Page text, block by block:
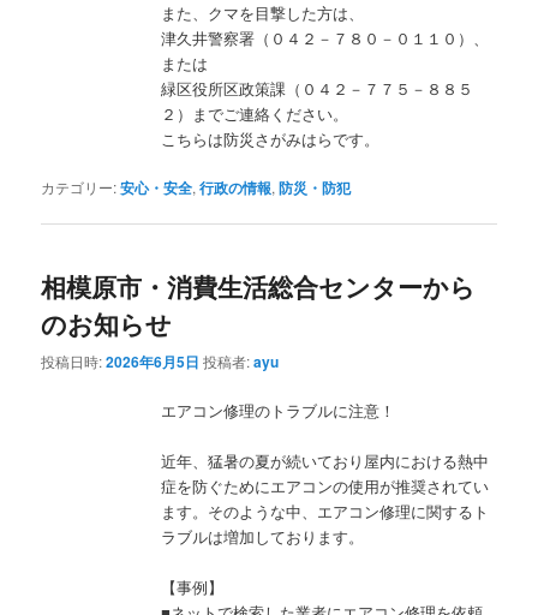
また、クマを目撃した方は、
津久井警察署（０４２－７８０－０１１０）、
または
緑区役所区政策課（０４２－７７５－８８５
２）までご連絡ください。
こちらは防災さがみはらです。
カテゴリー:安心・安全,行政の情報,防災・防犯
相模原市・消費生活総合センターから
のお知らせ
投稿日時:2026年6月5日 投稿者:ayu
エアコン修理のトラブルに注意！
近年、猛暑の夏が続いており屋内における熱中
症を防ぐためにエアコンの使用が推奨されてい
ます。そのような中、エアコン修理に関するト
ラブルは増加しております。
【事例】